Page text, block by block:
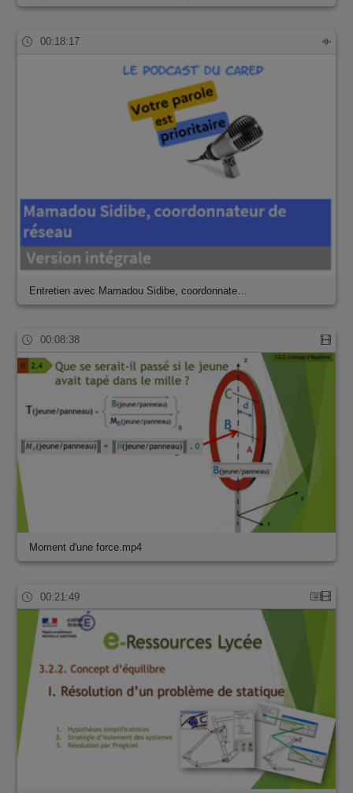
00:18:17
Entretien avec Mamadou Sidibe, coordonnate…
00:08:38
Moment d'une force.mp4
00:21:49